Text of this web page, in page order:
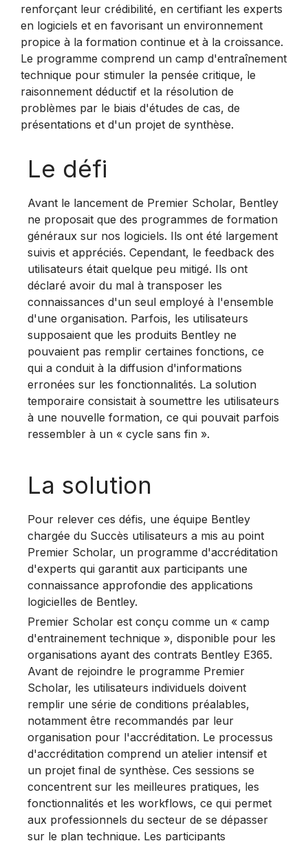
renforçant leur crédibilité, en certifiant les experts
en logiciels et en favorisant un environnement
propice à la formation continue et à la croissance.
Le programme comprend un camp d'entraînement
technique pour stimuler la pensée critique, le
raisonnement déductif et la résolution de
problèmes par le biais d'études de cas, de
présentations et d'un projet de synthèse.
Le défi
Avant le lancement de Premier Scholar, Bentley
ne proposait que des programmes de formation
généraux sur nos logiciels. Ils ont été largement
suivis et appréciés. Cependant, le feedback des
utilisateurs était quelque peu mitigé. Ils ont
déclaré avoir du mal à transposer les
connaissances d'un seul employé à l'ensemble
d'une organisation. Parfois, les utilisateurs
supposaient que les produits Bentley ne
pouvaient pas remplir certaines fonctions, ce
qui a conduit à la diffusion d'informations
erronées sur les fonctionnalités. La solution
temporaire consistait à soumettre les utilisateurs
à une nouvelle formation, ce qui pouvait parfois
ressembler à un « cycle sans fin ».
La solution
Pour relever ces défis, une équipe Bentley
chargée du Succès utilisateurs a mis au point
Premier Scholar, un programme d'accréditation
d'experts qui garantit aux participants une
connaissance approfondie des applications
logicielles de Bentley.
Premier Scholar est conçu comme un « camp
d'entrainement technique », disponible pour les
organisations ayant des contrats Bentley E365.
Avant de rejoindre le programme Premier
Scholar, les utilisateurs individuels doivent
remplir une série de conditions préalables,
notamment être recommandés par leur
organisation pour l'accréditation. Le processus
d'accréditation comprend un atelier intensif et
un projet final de synthèse. Ces sessions se
concentrent sur les meilleures pratiques, les
fonctionnalités et les workflows, ce qui permet
aux professionnels du secteur de se dépasser
sur le plan technique. Les participants